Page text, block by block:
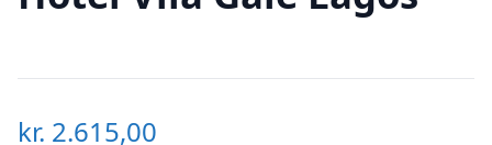
kr. 2.615,00